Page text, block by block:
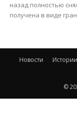
назад полностью
получена в виде
Новости Истории
©